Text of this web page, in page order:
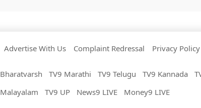
Advertise With Us Complaint Redressal Privacy Policy
TV9 Marathi TV9 Telugu TV9 Kannada
TV9 UP News9 LIVE Money9 LIVE